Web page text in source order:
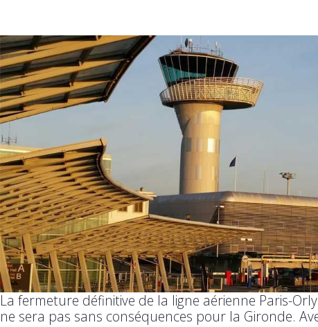
La fermeture définitive de la ligne aérienne Paris-
ne sera pas sans conséquences pour la Gironde.